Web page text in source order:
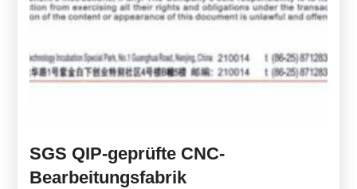
SGS QIP-geprüfte CNC-
Bearbeitungsfabrik